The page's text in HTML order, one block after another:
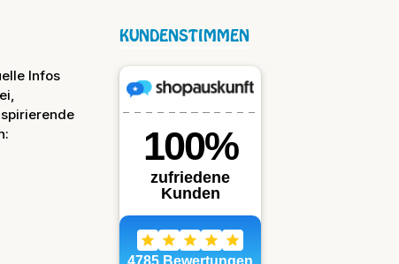
Infos
KUNDENSTIMMEN